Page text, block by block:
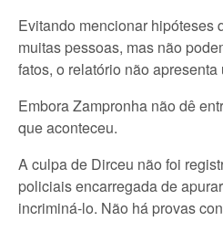
Evitando mencionar hipóteses
muitas pessoas, mas não
fatos, o relatório não
Embora Zampronha não dê
que aconteceu.
A culpa de Dirceu não foi
policiais encarregada de
incriminá-lo. Não há provas